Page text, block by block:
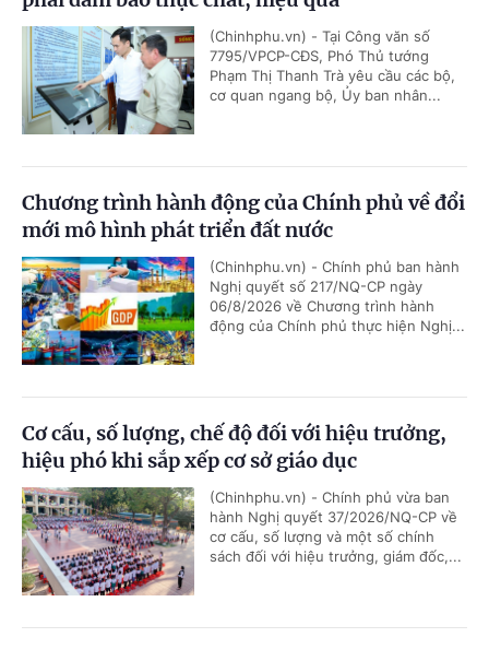
(Chinhphu.vn) - Tại Công văn số
7795/VPCP-CĐS, Phó Thủ tướng
Phạm Thị Thanh Trà yêu cầu các bộ,
cơ quan ngang bộ, Ủy ban nhân...
Chương trình hành động của Chính phủ về đổi
mới mô hình phát triển đất nước
(Chinhphu.vn) - Chính phủ ban hành
Nghị quyết số 217/NQ-CP ngày
06/8/2026 về Chương trình hành
động của Chính phủ thực hiện Nghị...
Cơ cấu, số lượng, chế độ đối với hiệu trưởng,
hiệu phó khi sắp xếp cơ sở giáo dục
(Chinhphu.vn) - Chính phủ vừa ban
hành Nghị quyết 37/2026/NQ-CP về
cơ cấu, số lượng và một số chính
sách đối với hiệu trưởng, giám đốc,...